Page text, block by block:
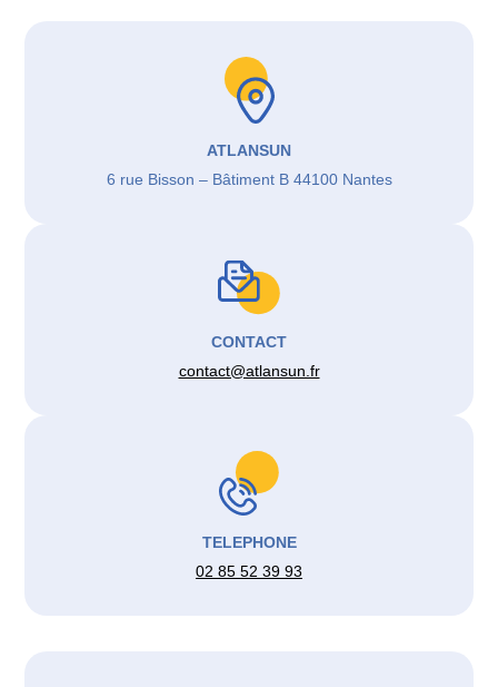
ATLANSUN
6 rue Bisson – Bâtiment B 44100 Nantes
CONTACT
contact@atlansun.fr
TELEPHONE
02 85 52 39 93